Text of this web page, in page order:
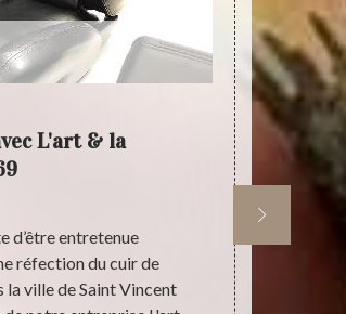
L'art & la
d’être entretenue
réfection du cuir de
ville de Saint Vincent